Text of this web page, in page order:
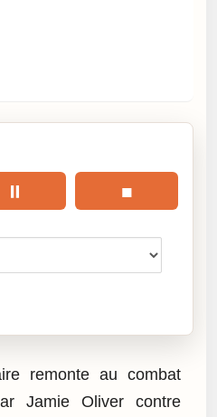
⏸ ■
remonte au combat
Jamie Oliver contre